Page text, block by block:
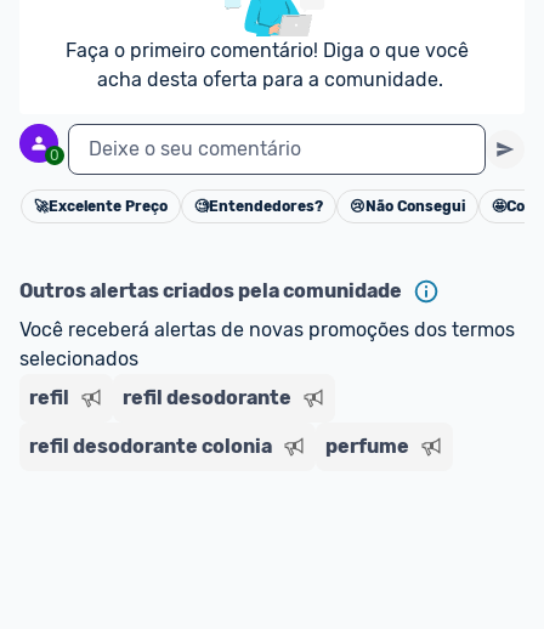
Faça o primeiro comentário! Diga o que você
acha desta oferta para a comunidade.
0 Deixe o seu comentário
Cancelar
🚀Excelente Preço 🧐Entendedores? 😢 Não Consegui 🤩
Outros alertas criados pela comunidade
Você receberá alertas de novas promoções dos termos
selecionados
refil
refil desodorante
refil desodorante colonia perfume